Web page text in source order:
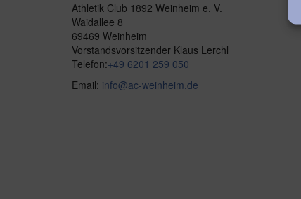
Athletik Club 1892 Weinheim e. V.
Waidallee 8
69469 Weinheim
Vorstandsvorsitzender Klaus Lerchl
Telefon:+49 6201 259 050
Email: info@ac-weinheim.de